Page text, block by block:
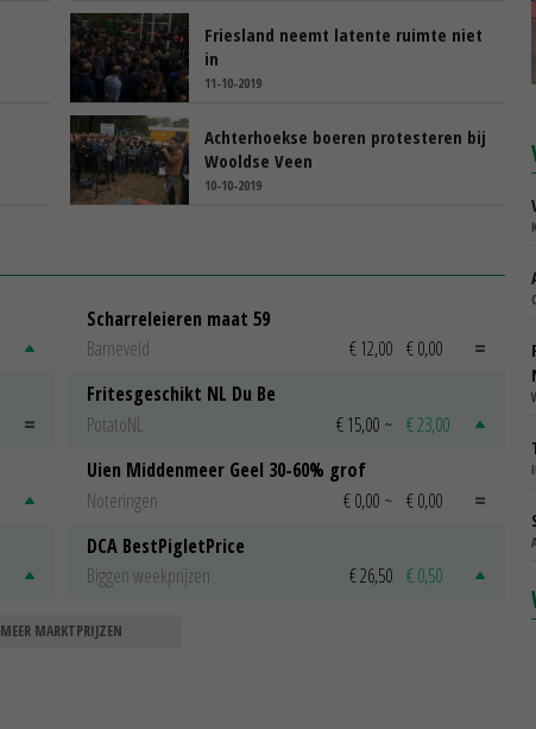
Friesland neemt latente ruimte niet
in
11-10-2019
Achterhoekse boeren protesteren bij
Wooldse Veen
10-10-2019
Scharreleieren maat 59
Barneveld
€ 12,00 € 0,00
Fritesgeschikt NL Du Be
PotatoNL
€ 15,00 ~ € 23,00
Uien Middenmeer Geel 30-60% grof
Noteringen
€ 0,00 ~ € 0,00
DCA BestPigletPrice
Biggen weekprijzen
€ 26,50 € 0,50
MEER MARKTPRIJZEN